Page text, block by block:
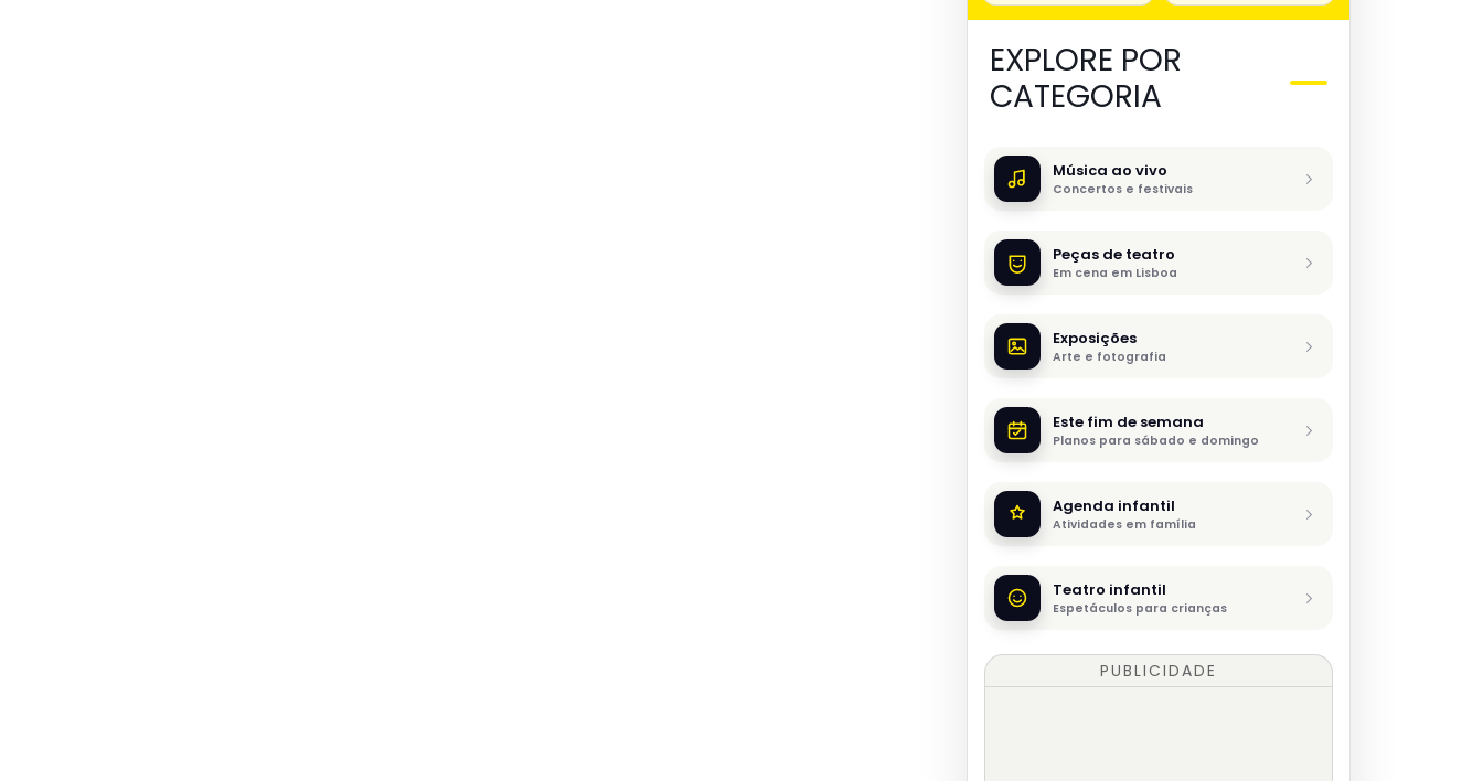
EXPLORE POR
CATEGORIA
Música ao vivo
Concertos e festivais
Peças de teatro
Em cena em Lisboa
Exposições
Arte e fotografia
Este fim de semana
Planos para sábado e domingo
Agenda infantil
Atividades em família
Teatro infantil
Espetáculos para crianças
PUBLICIDADE